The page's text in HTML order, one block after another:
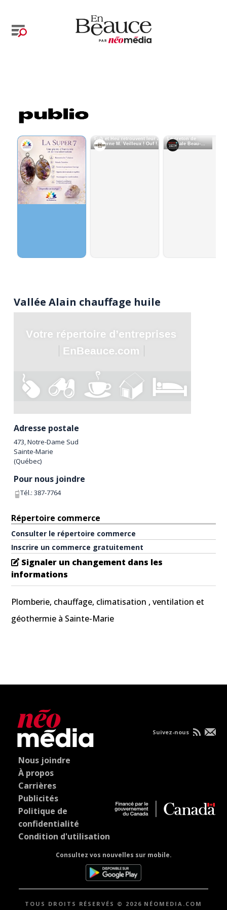
Vallée Alain chauffage huile
Adresse postale
473, Notre-Dame Sud
Sainte-Marie
(Québec)
Pour nous joindre
Tél.:387-7764
Répertoire commerce
Consulter le répertoire commerce
Inscrire un commerce gratuitement
Signaler un changement dans les
informations
Plomberie, chauffage, climatisation , ventilation et
géothermie à Sainte-Marie
Nous joindre
À propos
Carrières
Publicités
Politique de
confidentialité
Condition d'utilisation
Consultez vos nouvelles sur mobile.
Suivez-nous
TOUS DROITS RÉSERVÉS © 2026 NÉOMEDIA.COM